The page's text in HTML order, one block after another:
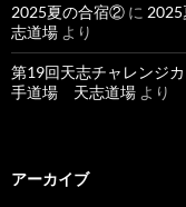
2025夏の合宿② に
志道場 より
第19回天志チャレンジ
手道場 天志道場 より
アーカイブ